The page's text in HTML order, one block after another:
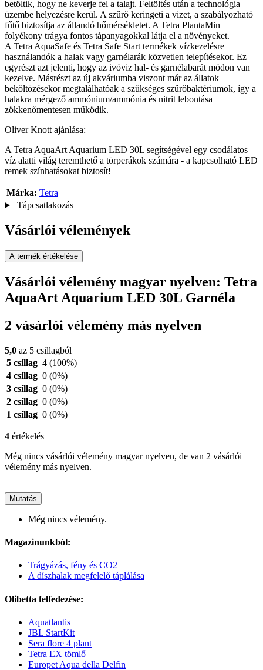
betöltik, hogy ne keverje fel a talajt. Feltöltés után a technológia
üzembe helyezésre kerül. A szűrő keringeti a vizet, a szabályozható
fűtő biztosítja az állandó hőmérsékletet. A Tetra PlantaMin
folyékony trágya fontos tápanyagokkal látja el a növényeket.
A Tetra AquaSafe és Tetra Safe Start termékek vízkezelésre
használandók a halak vagy garnélarák közvetlen telepítésekor. Ez
egyrészt azt jelenti, hogy az ivóviz hal- és garnélabarát módon van
kezelve. Másrészt az új akváriumba viszont már az állatok
beköltözésekor megtalálhatóak a szükséges szűrőbaktériumok, így a
halakra mérgező ammónium/ammónia és nitrit lebontása
zökkenőmentesen működik.
Oliver Knott ajánlása:
A Tetra AquaArt Aquarium LED 30L segítségével egy csodálatos
víz alatti világ teremthető a törperákok számára - a kapcsolható LED
remek színhatásokat biztosít!
Márka: Tetra
Tápcsatlakozás
Vásárlói vélemények
A termék értékelése
Vásárlói vélemény magyar nyelven: Tetra
AquaArt Aquarium LED 30L Garnéla
2 vásárlói vélemény más nyelven
5,0 az 5 csillagból
5 csillag 4 (100%)
4 csillag 0 (0%)
3 csillag 0 (0%)
2 csillag 0 (0%)
1 csillag 0 (0%)
4 értékelés
Még nincs vásárlói vélemény magyar nyelven, de van 2 vásárlói
vélemény más nyelven.
Mutatás
Még nincs vélemény.
Magazinunkból:
Trágyázás, fény és CO2
A díszhalak megfelelő táplálása
Olibetta felfedezése:
Aquatlantis
JBL StartKit
Sera flore 4 plant
Tetra EX tömlő
Europet Aqua della Delfin